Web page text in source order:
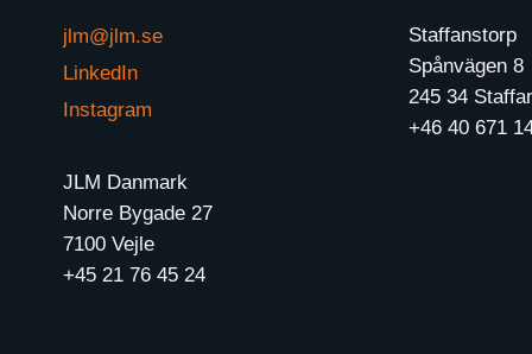
jlm@jlm.se
LinkedIn
Instagram
Staffanstorp
Spånvägen 8
245 34
+46 40 671
JLM Danmark
Norre Bygade 27
7100 Vejle
+45 21 76 45 24